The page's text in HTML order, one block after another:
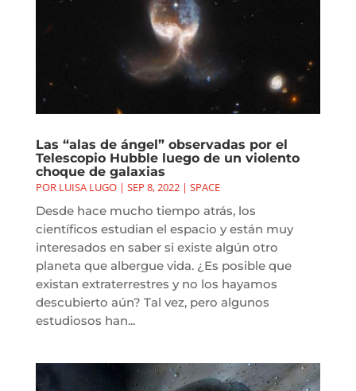
Las “alas de ángel” observadas por el
Telescopio Hubble luego de un violento
choque de galaxias
POR LUISA LUGO| SEP 8, 2022| SPACE
Desde hace mucho tiempo atrás, los
científicos estudian el espacio y están muy
interesados en saber si existe algún otro
planeta que albergue vida. ¿Es posible que
existan extraterrestres y no los hayamos
descubierto aún? Tal vez, pero algunos
estudiosos han...